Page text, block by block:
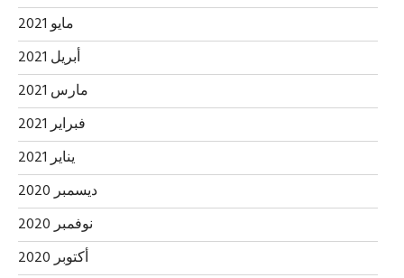
مايو 2021
أبريل 2021
مارس 2021
فبراير 2021
يناير 2021
ديسمبر 2020
نوفمبر 2020
أكتوبر 2020